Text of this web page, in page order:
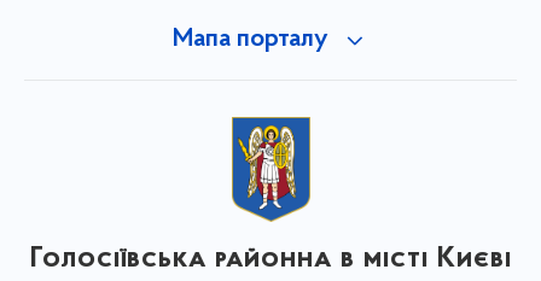
Мапа порталу
Голосіївська районна в місті Києві